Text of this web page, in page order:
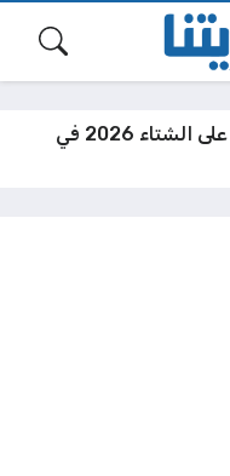
كم باقي على الشتاء 2026 في